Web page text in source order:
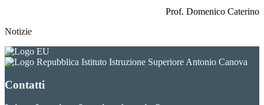
Prof. Domenico Caterino
Notizie
Istituto Istruzione Superiore Antonio Canova
Contatti